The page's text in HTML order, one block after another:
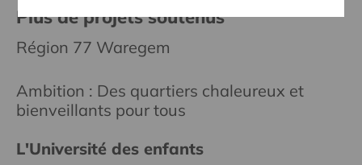
Plus de projets soutenus
Région 77 Waregem
Ambition : Des quartiers chaleureux et
bienveillants pour tous
L'Université des enfants